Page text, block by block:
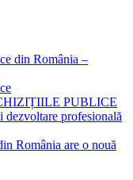
din România –
PUBLICE
dezvoltare profesională
România are o nouă